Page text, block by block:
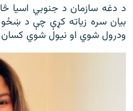
د دغه سازمان د جنوبي اسیا
بیان سره زیاته کړې چې د ښځو
ودرول شوي او نیول شوي